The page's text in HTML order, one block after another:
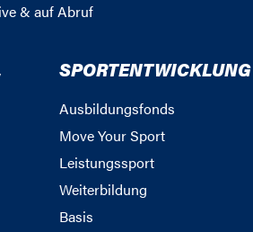
& auf Abruf
SPORTENTWICKLUNG
Ausbildungsfonds
Move Your Sport
Leistungssport
Weiterbildung
Basis